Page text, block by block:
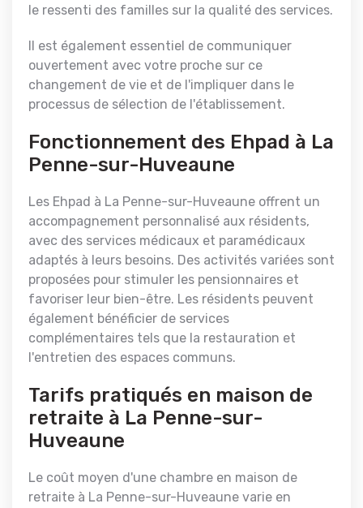
le ressenti des familles sur la qualité des services.
Il est également essentiel de communiquer
ouvertement avec votre proche sur ce
changement de vie et de l'impliquer dans le
processus de sélection de l'établissement.
Fonctionnement des Ehpad à La
Penne-sur-Huveaune
Les Ehpad à La Penne-sur-Huveaune offrent un
accompagnement personnalisé aux résidents,
avec des services médicaux et paramédicaux
adaptés à leurs besoins. Des activités variées sont
proposées pour stimuler les pensionnaires et
favoriser leur bien-être. Les résidents peuvent
également bénéficier de services
complémentaires tels que la restauration et
l'entretien des espaces communs.
Tarifs pratiqués en maison de
retraite à La Penne-sur-
Huveaune
Le coût moyen d'une chambre en maison de
retraite à La Penne-sur-Huveaune varie en